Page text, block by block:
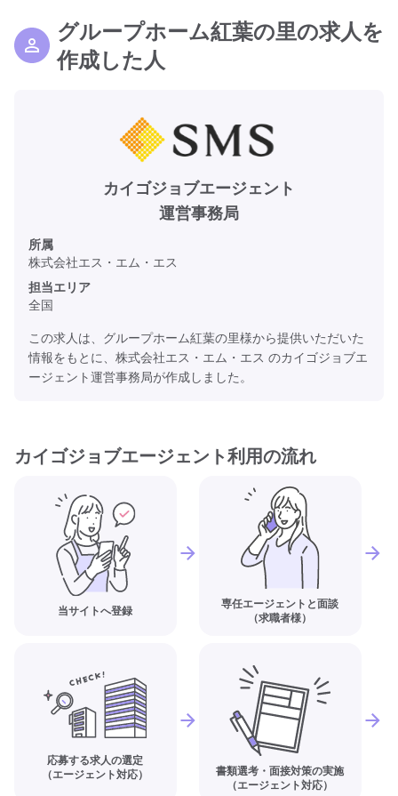
グループホーム紅葉の里の求人を
作成した人
カイゴジョブエージェント
運営事務局
所属
株式会社エス・エム・エス
担当エリア
全国
この求人は、グループホーム紅葉の里様から提供いただいた
情報をもとに、株式会社エス・エム・エス のカイゴジョブエ
ージェント運営事務局が作成しました。
カイゴジョブエージェント利用の流れ
当サイトへ登録
専任エージェントと面談
（求職者様）
応募する求人の選定
（エージェント対応）
書類選考・面接対策の実施
（エージェント対応）